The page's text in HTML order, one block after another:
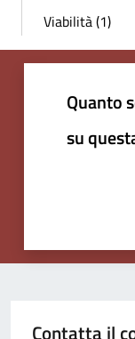
Viabilità (1)
Quanto
su
Contatta il